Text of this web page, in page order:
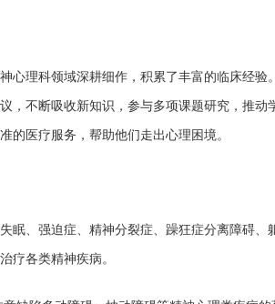
心理科领域深耕细作，积累了丰富的临床经
，不断吸收新知识，参与多项课题研究，推
的医疗服务，帮助他们走出心理困境。
眠、强迫症、精神分裂症、躁狂症分离障碍
疗各类精神疾病。